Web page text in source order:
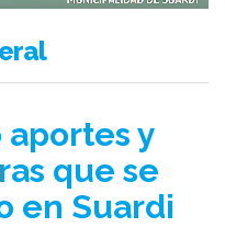
y
que se
en Suardi